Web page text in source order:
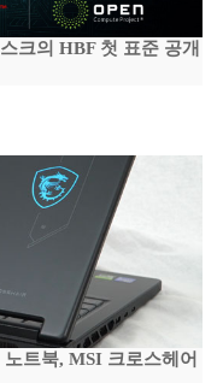
크의 HBF 첫 표준 공개
트북, MSI 크로스헤어